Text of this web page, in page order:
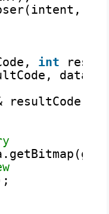
int
data);
resultCode